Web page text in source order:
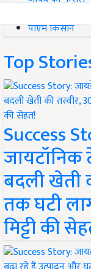
पीएम किसान
Top
Success
जायटॉनिक
बदली खेती
तक घटी
मिट्टी की